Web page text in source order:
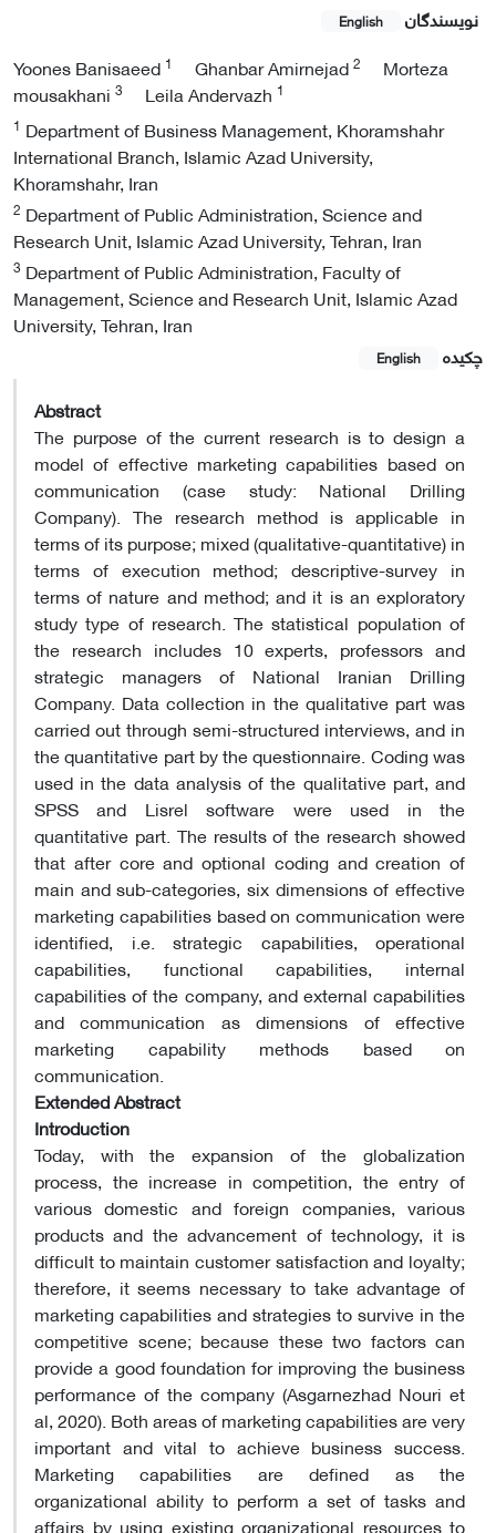
نویسندگان English
Yoones Banisaeed 1 Ghanbar Amirnejad2
Morteza
mousakhani 3 Leila Andervazh 1
1 Department of Business Management, Khoramshahr
International Branch, Islamic Azad University,
Khoramshahr, Iran
2 Department of Public Administration, Science and
Research Unit, Islamic Azad University, Tehran, Iran
3 Department of Public Administration, Faculty of
Management, Science and Research Unit, Islamic Azad
University, Tehran, Iran
چکیده
English
Abstract
The purpose of the current research is to design a
model of effective marketing capabilities based on
communication (case study: National Drilling
Company). The research method is applicable in
terms of its purpose; mixed (qualitative-quantitative) in
terms of execution method; descriptive-survey in
terms of nature and method; and it is an exploratory
study type of research. The statistical population of
the research includes 10 experts, professors and
strategic managers of National Iranian Drilling
Company. Data collection in the qualitative part was
carried out through semi-structured interviews, and in
the quantitative part by the questionnaire. Coding was
used in the data analysis of the qualitative part, and
SPSS and Lisrel software were used in the
quantitative part. The results of the research showed
that after core and optional coding and creation of
main and sub-categories, six dimensions of effective
marketing capabilities based on communication were
identified, i.e. strategic capabilities, operational
capabilities, functional capabilities, internal
capabilities of the company, and external capabilities
and communication as dimensions of effective
marketing capability methods based on
communication.
Extended Abstract
Introduction
Today, with the expansion of the globalization
process, the increase in competition, the entry of
various domestic and foreign companies, various
products and the advancement of technology, it is
difficult to maintain customer satisfaction and loyalty;
therefore, it seems necessary to take advantage of
marketing capabilities and strategies to survive in the
competitive scene; because these two factors can
provide a good foundation for improving the business
performance of the company (Asgarnezhad Nouri et
al, 2020). Both areas of marketing capabilities are very
important and vital to achieve business success.
Marketing capabilities are defined as the
organizational ability to perform a set of tasks and
affairs by using existing organizational resources to